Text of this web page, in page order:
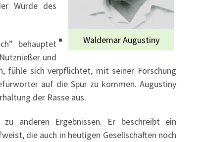
Waldemar Augustiny
Würde des
behauptet
und
fühle sich verpflichtet, mit seiner Forschung
auf die Spur zu kommen. Augustiny
der Rasse aus.
anderen Ergebnissen. Er beschreibt ein
die auch in heutigen Gesellschaften noch